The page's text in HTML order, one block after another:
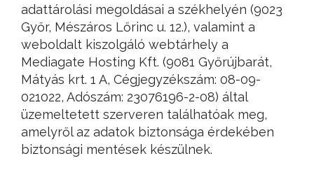
adattárolási megoldásai a székhelyén (9023
Győr, Mészáros Lőrinc u. 12.), valamint a
weboldalt kiszolgáló webtárhely a
Mediagate Hosting Kft. (9081 Győrújbarát,
Mátyás krt. 1 A, Cégjegyzékszám: 08-09-
021022, Adószám: 23076196-2-08) által
üzemeltetett szerveren találhatóak meg,
amelyről az adatok biztonsága érdekében
biztonsági mentések készülnek.